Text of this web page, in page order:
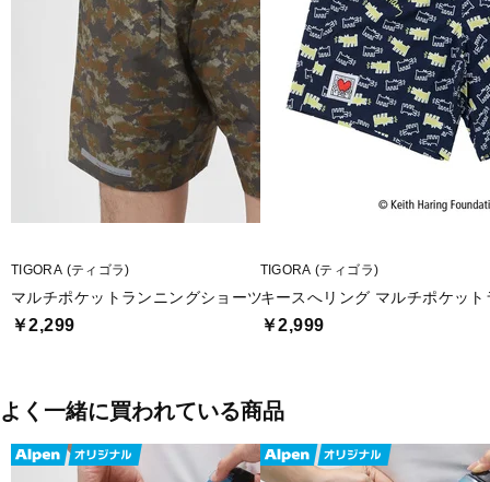
TIGORA (ティゴラ)
マルチポケットランニングショーツ
￥2,299
TIGORA (ティゴラ)
キースへリング マルチポケッ
￥2,999
よく一緒に買われている商品